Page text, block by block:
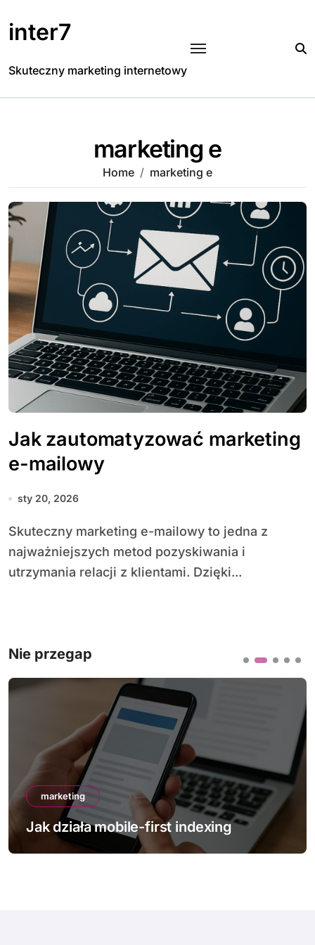
to
content
inter7
Skuteczny marketing internetowy
marketing e
Home marketing e
Jak zautomatyzować marketing
e-mailowy
sty 20, 2026
Skuteczny marketing e-mailowy to jedna z
najważniejszych metod pozyskiwania i
utrzymania relacji z klientami. Dzięki...
Nie przegap
marketing
Jak działa mobile-first indexing